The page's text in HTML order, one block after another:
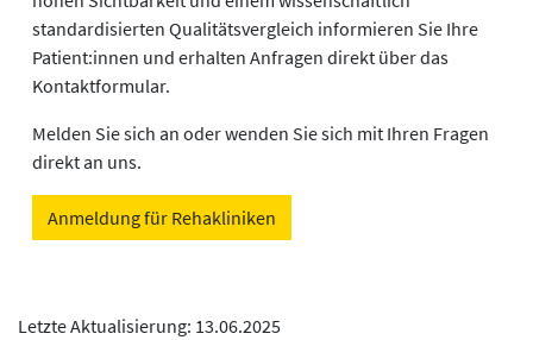
standardisierten Qualitätsvergleich informieren Sie Ihre
Patient:innen und erhalten Anfragen direkt über das
Kontaktformular.
Melden Sie sich an oder wenden Sie sich mit Ihren Fragen
direkt an uns.
Anmeldung für Rehakliniken
Letzte Aktualisierung: 13.06.2025